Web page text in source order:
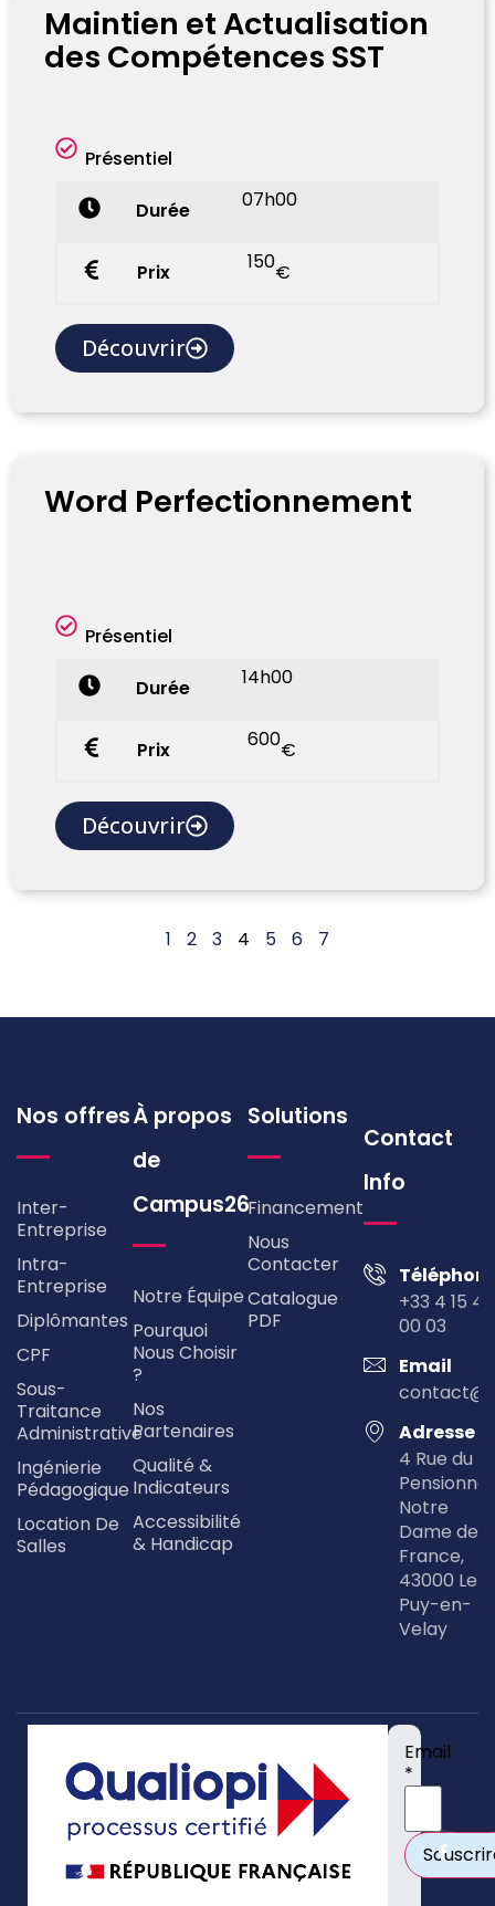
Maintien et Actualisation
des Compétences SST
Présentiel
Durée 07h00
Prix 150€
Découvrir
Word Perfectionnement
Présentiel
Durée 14h00
Prix 600€
Découvrir
1 2 3 4 5 6 7
Nos offres
Inter-
Entreprise
Intra-
Entreprise
Diplômantes
CPF
Sous-
Traitance
Administrative
Ingénierie
Pédagogique
Location De
Salles
À propos
de
Campus26
Notre Équipe
Pourquoi
Nous Choisir
?
Nos
Partenaires
Qualité &
Indicateurs
Accessibilité
& Handicap
Solutions
Financement
Nous
Contacter
Catalogue
PDF
Contact
Info
+33 4 15 49
00 03
Email
Adresse
4 Rue du
Pensionnat
Notre
Dame de
France,
43000 Le
Puy-en-
Velay
Email
*